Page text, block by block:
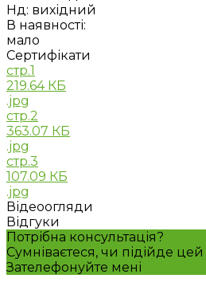
Нд: вихідний
В наявності:
мало
Сертифікати
стр.1
219.64 КБ
.jpg
стр.2
363.07 КБ
.jpg
стр.3
107.09 КБ
.jpg
Відеоогляди
Відгуки
Потрібна консультація?
Сумніваєтеся, чи підійде цей
Зателефонуйте мені